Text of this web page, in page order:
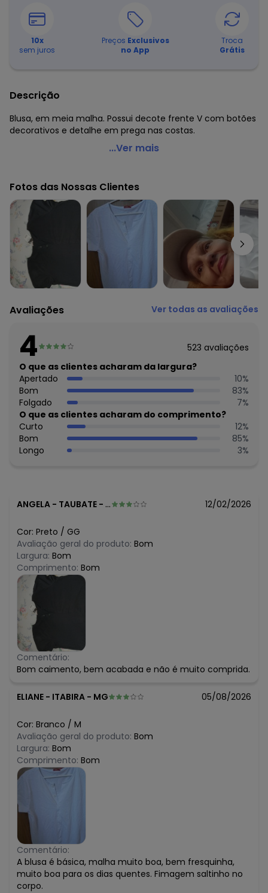
10x
sem juros
Preços Exclusivos
no App
Troca
Grátis
Descrição
Blusa, em meia malha. Possui decote frente V com botões
decorativos e detalhe em prega nas costas.
Quintess - Blusa Manga Curta Branca
Comprimento da manga: Curta
Decote frente: V
Complemento: Botões decorativos; pregas
Tecido: Meia malha
Composição: 100% algodão
...Ver mais
Fotos das Nossas Clientes
Avaliações Ver todas as avaliações
4 523 avaliações
O que as clientes acharam da largura?
Apertado
10%
Bom
83%
Folgado
7%
O que as clientes acharam do comprimento?
Curto
12%
Bom
85%
Longo
3%
ANGELA - TAUBATE - SP 12/02/2026
Cor: Preto / GG
Avaliação geral do produto: Bom
Largura: Bom
Comprimento: Bom
Comentário:
Bom caimento, bem acabada e não é muito comprida.
ELIANE - ITABIRA - MG 05/08/2026
Cor: Branco / M
Avaliação geral do produto: Bom
Largura: Bom
Comprimento: Bom
Comentário:
A blusa é básica, malha muito boa, bem fresquinha,
muito boa para os dias quentes. Fimagem saltinho no
corpo.